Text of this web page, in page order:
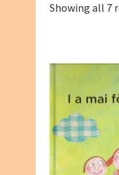
Showing all 7